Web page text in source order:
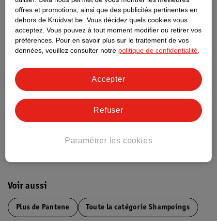
Informations relatives au produit
Informations figurant sur l'étiquette
Nature Impact Score
Ce produit n’a (pas encore) de "Nature
Impact Score".
Plus d’informations
Voir aussi
Plus de Pantene Toute la catégorie Shampoings
offres et promotions, ainsi que des publicités pertinentes en
dehors de Kruidvat.be. Vous décidez quels cookies vous
acceptez. Vous pouvez à tout moment modifier ou retirer vos
préférences. Pour en savoir plus sur le traitement de vos
données, veuillez consulter notre politique de confidentialité.
Paramétrer les cookies
Refuser
Accepter